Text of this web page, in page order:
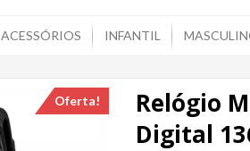
ACESSÓRIOS INFANTIL
Oferta!
Relógio
Digital